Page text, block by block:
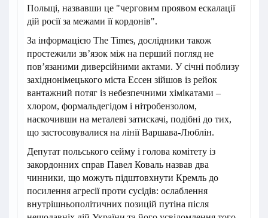
Польщі, назвавши це "черговим проявом ескалації
дій росії за межами її кордонів".
За інформацією The Times, дослідники також
простежили зв’язок між на перший погляд не
пов’язаними диверсійними актами. У січні поблизу
західнонімецького міста Ессен зійшов із рейок
вантажний потяг із небезпечними хімікатами –
хлором, формальдегідом і нітробензолом,
наскочивши на металеві затискачі, подібні до тих,
що застосовувалися на лінії Варшава-Люблін.
Депутат польського сейму і голова комітету із
закордонних справ Павел Коваль назвав два
чинники, що можуть підштовхнути Кремль до
посилення агресії проти сусідів: ослаблення
внутрішньополітичних позицій путіна після